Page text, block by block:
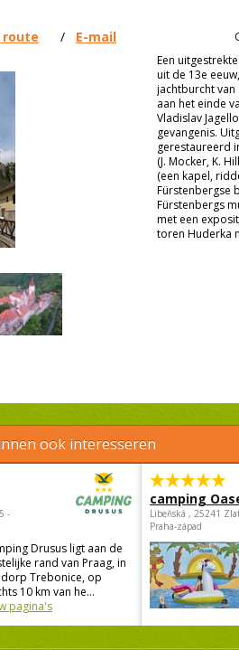
route / E-mail
Een
uit de 13e
jachtburcht
aan het einde
Vladislav
gevangenis.
gerestaureerd
(J. Mocker, K.
(een kapel,
Fürstenbergse
Fürstenbergs
met een
toren Huderka
ook interesseren
-
Drusus ligt aan de
rand van Praag, in
Trebonice, op
10 km van he...
pagina's
camping
Libeňská , 25241
Praha-západ